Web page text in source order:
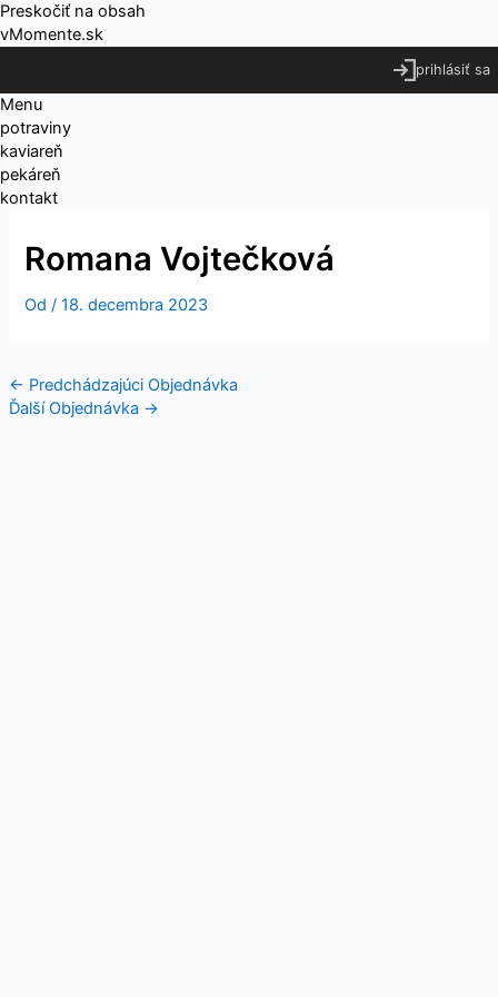
Preskočiť na obsah
vMomente.sk
prihlásiť sa
Menu
potraviny
kaviareň
pekáreň
kontakt
Romana Vojtečková
Od /18. decembra 2023
← Predchádzajúci Objednávka
Ďalší Objednávka →